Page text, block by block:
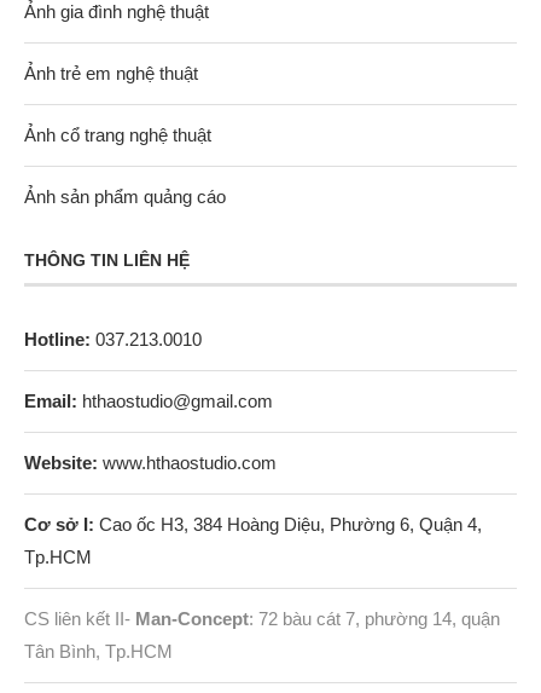
Ảnh gia đình nghệ thuật
Ảnh trẻ em nghệ thuật
Ảnh cổ trang nghệ thuật
Ảnh sản phẩm quảng cáo
THÔNG TIN LIÊN HỆ
Hotline: 037.213.0010
Email: hthaostudio@gmail.com
Website: www.hthaostudio.com
Cơ sở I: Cao ốc H3, 384 Hoàng Diệu, Phường 6, Quận 4,
Tp.HCM
CS liên kết II- Man-Concept: 72 bàu cát 7, phường 14, quận
Tân Bình, Tp.HCM